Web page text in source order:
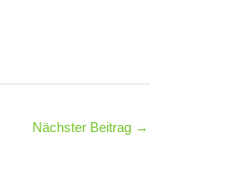
Nächster Beitrag →